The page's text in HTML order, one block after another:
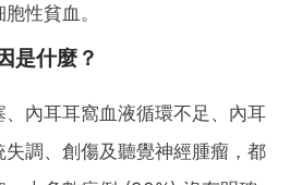
性貧血。
是什麼？
內耳耳窩血液循環不足、內耳
調、創傷及聽覺神經腫瘤，都